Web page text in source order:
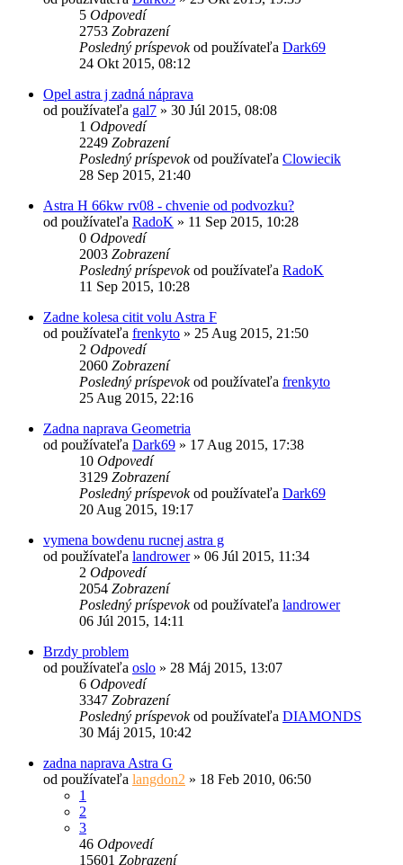
5 Odpovedí
2753 Zobrazení
Posledný príspevokod používateľa Dark69
24 Okt 2015, 08:12
Opel astra j zadná náprava
od používateľa gal7 » 30 Júl 2015, 08:08
1 Odpovedí
2249 Zobrazení
Posledný príspevokod používateľa Clowiecik
28 Sep 2015, 21:40
Astra H 66kw rv08 - chvenie od podvozku?
od používateľa RadoK » 11 Sep 2015, 10:28
0 Odpovedí
2003 Zobrazení
Posledný príspevokod používateľa RadoK
11 Sep 2015, 10:28
Zadne kolesa citit volu Astra F
od používateľa frenkyto » 25 Aug 2015, 21:50
2 Odpovedí
2060 Zobrazení
Posledný príspevokod používateľa frenkyto
25 Aug 2015, 22:16
Zadna naprava Geometria
od používateľa Dark69 » 17 Aug 2015, 17:38
10 Odpovedí
3129 Zobrazení
Posledný príspevokod používateľa Dark69
20 Aug 2015, 19:17
vymena bowdenu rucnej astra g
od používateľa landrower» 06 Júl 2015, 11:34
2 Odpovedí
2054 Zobrazení
Posledný príspevokod používateľa landrower
06 Júl 2015, 14:11
Brzdy problem
od používateľa oslo » 28 Máj 2015, 13:07
6 Odpovedí
3347 Zobrazení
Posledný príspevokod používateľa DIAMONDS
30 Máj 2015, 10:42
zadna naprava Astra G
od používateľa langdon2 » 18 Feb 2010, 06:50
1
2
3
46 Odpovedí
15601 Zobrazení